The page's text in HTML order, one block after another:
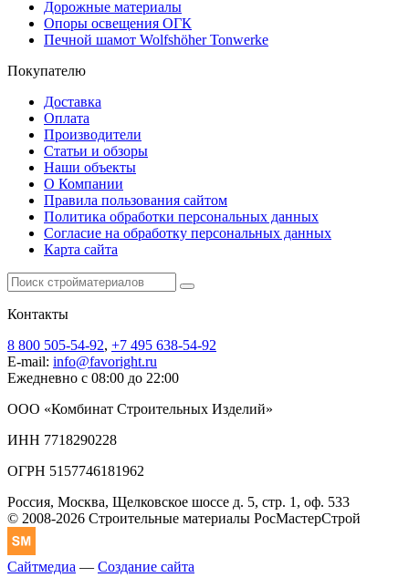
Дорожные материалы
Опоры освещения ОГК
Печной шамот Wolfshöher Tonwerke
Покупателю
Доставка
Оплата
Производители
Статьи и обзоры
Наши объекты
О Компании
Правила пользования сайтом
Политика обработки персональных данных
Согласие на обработку персональных данных
Карта сайта
Контакты
8 800 505-54-92, +7 495 638-54-92
E-mail: info@favoright.ru
Ежедневно с 08:00 до 22:00
ООО «Комбинат Строительных Изделий»
ИНН 7718290228
ОГРН 5157746181962
Россия, Москва, Щелковское шоссе д. 5, стр. 1, оф. 533
© 2008-2026 Строительные материалы РосМастерСтрой
Сайтмедиа — Создание сайта